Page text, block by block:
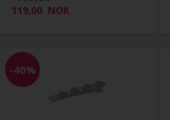
119,00 NOK
-40%